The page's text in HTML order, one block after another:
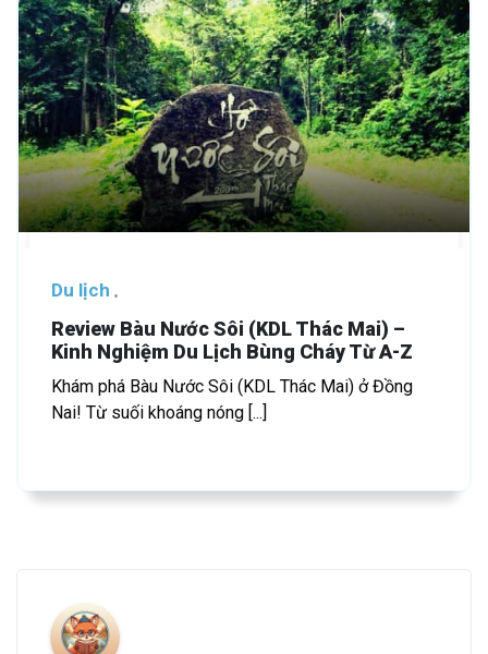
Du lịch
Review Bàu Nước Sôi (KDL Thác Mai) –
Kinh Nghiệm Du Lịch Bùng Cháy Từ A-Z
Khám phá Bàu Nước Sôi (KDL Thác Mai) ở Đồng
Nai! Từ suối khoáng nóng [...]